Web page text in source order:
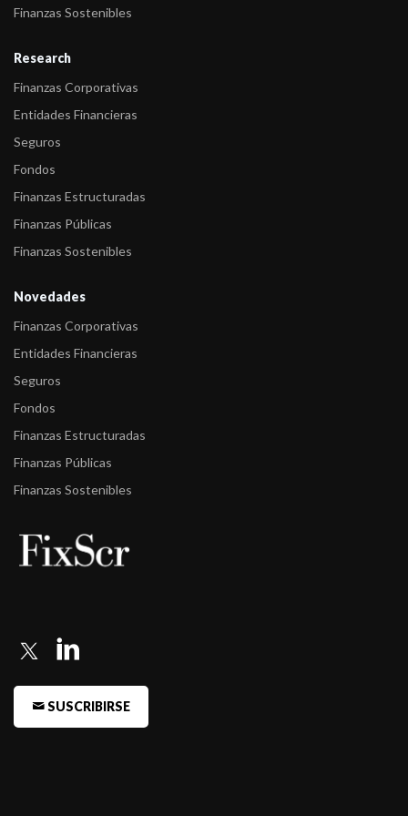
emisor de l ...
Finanzas Sostenibles
Research
Finanzas Corporativas
Entidades Financieras
Seguros
Fondos
Finanzas Estructuradas
Finanzas Públicas
Finanzas Sostenibles
Novedades
Finanzas Corporativas
Entidades Financieras
Seguros
Fondos
Finanzas Estructuradas
Finanzas Públicas
Finanzas Sostenibles
SUSCRIBIRSE